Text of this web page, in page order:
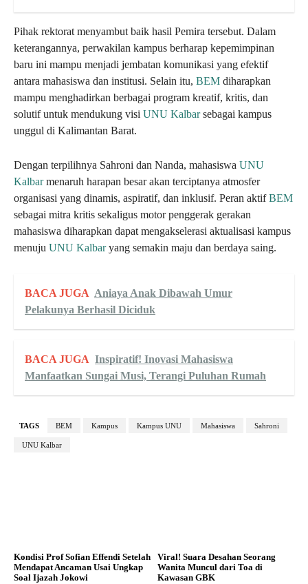
Pihak rektorat menyambut baik hasil Pemira tersebut. Dalam
keterangannya, perwakilan kampus berharap kepemimpinan
baru ini mampu menjadi jembatan komunikasi yang efektif
antara mahasiswa dan institusi. Selain itu, BEM diharapkan
mampu menghadirkan berbagai program kreatif, kritis, dan
solutif untuk mendukung visi UNU Kalbarsebagai kampus
unggul di Kalimantan Barat.
Dengan terpilihnya Sahroni dan Nanda, mahasiswa UNU
Kalbarmenaruh harapan besar akan terciptanya atmosfer
organisasi yang dinamis, aspiratif, dan inklusif. Peran aktifBEM
sebagai mitra kritis sekaligus motor penggerak gerakan
mahasiswa diharapkan dapat mengakselerasi aktualisasi kampus
menuju UNU Kalbaryang semakin maju dan berdaya saing.
BACA JUGA Aniaya Anak Dibawah Umur
Pelakunya Berhasil Diciduk
BACA JUGA Inspiratif! Inovasi Mahasiswa
Manfaatkan Sungai Musi, Terangi Puluhan Rumah
TAGS BEM Kampus Kampus UNU Mahasiswa Sahroni
UNU Kalbar
Kondisi Prof Sofian Effendi Setelah
Mendapat Ancaman Usai Ungkap
Soal Ijazah Jokowi
Viral! Suara Desahan Seorang
Wanita Muncul dari Toa di
Kawasan GBK